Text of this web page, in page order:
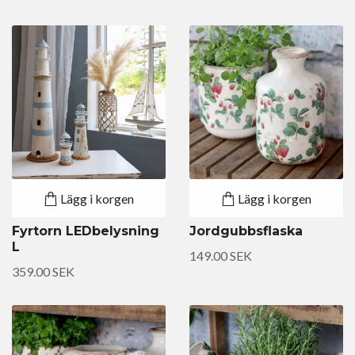
Lägg i korgen
Fyrtorn LEDbelysning
L
359.00 SEK
Lägg i korgen
Jordgubbsflaska
149.00 SEK